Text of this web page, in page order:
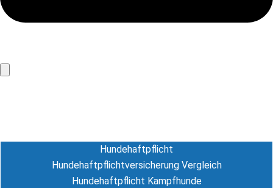
Hundehaftpflicht
Hundehaftpflichtversicherung Vergleich
Hundehaftpflicht Kampfhunde